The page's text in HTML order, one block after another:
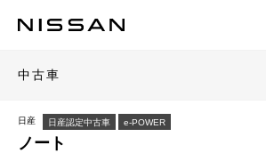
中古車
日産 日産認定中古車 e-POWER
ノート